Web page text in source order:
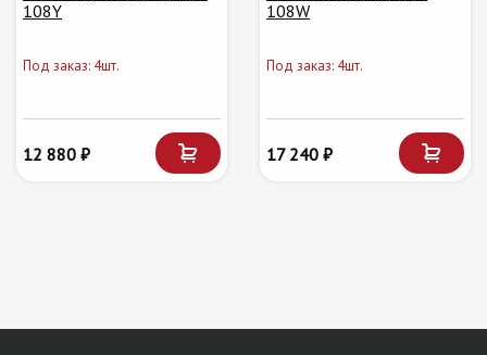
108Y
Под заказ: 4шт.
12 880 ₽
108W
Под заказ: 4шт.
17 240 ₽